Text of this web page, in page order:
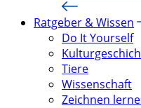
Ratgeber & Wissen
Do It Yourself
Tiere
Wissenschaft
Zeichnen